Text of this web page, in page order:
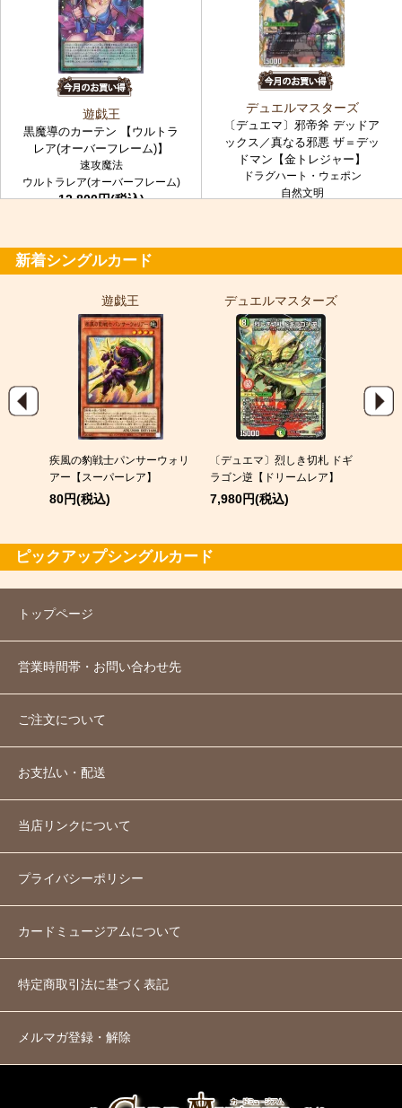
遊戯王
黒魔導のカーテン 【ウルトラ
レア(オーバーフレーム)】
速攻魔法
ウルトラレア(オーバーフレーム)
12,800円(税込)
デュエルマスターズ
〔デュエマ〕邪帝斧 デッドア
ックス／真なる邪悪 ザ＝デッ
ドマン【金トレジャー】
ドラグハート・ウェポン
自然文明
新着シングルカード
遊戯王
疾風の豹戦士パンサーウォリ
アー【スーパーレア】
80円(税込)
デュエルマスターズ
〔デュエマ〕烈しき切札 ドギ
ラゴン逆【ドリームレア】
7,980円(税込)
ピックアップシングルカード
トップページ
営業時間帯・お問い合わせ先
ご注文について
お支払い・配送
当店リンクについて
プライバシーポリシー
カードミュージアムについて
特定商取引法に基づく表記
メルマガ登録・解除